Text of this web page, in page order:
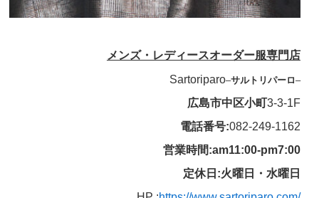
メンズ・レディースオーダー服専門店
Sartoriparo–サルトリパーロ–
広島市中区小町3-3-1F
電話番号:082-249-1162
営業時間:am11:00-pm7:00
定休日:火曜日・水曜日